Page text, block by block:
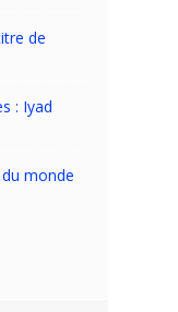
de
: Iyad
monde